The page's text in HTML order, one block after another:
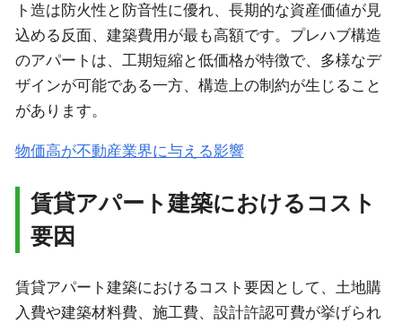
ト造は防火性と防音性に優れ、長期的な資産価値が見
込める反面、建築費用が最も高額です。プレハブ構造
のアパートは、工期短縮と低価格が特徴で、多様なデ
ザインが可能である一方、構造上の制約が生じること
があります。
物価高が不動産業界に与える影響
賃貸アパート建築におけるコスト
要因
賃貸アパート建築におけるコスト要因として、土地購
入費や建築材料費、施工費、設計許認可費が挙げられ